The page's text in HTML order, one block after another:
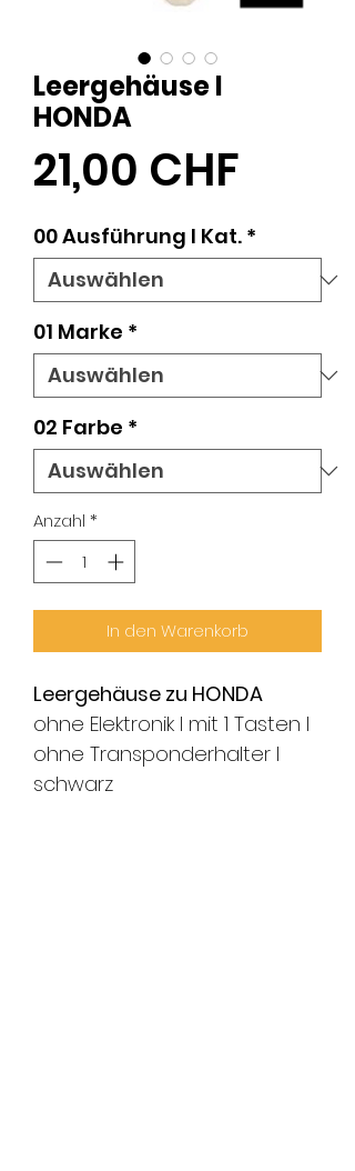
Leergehäuse I
HONDA
21,00 CHF
00 Ausführung l Kat. *
01 Marke *
02 Farbe *
Anzahl *
In den Warenkorb
Leergehäuse zu HONDA
ohne Elektronik l mit 1 Tasten l
ohne Transponderhalter l
schwarz